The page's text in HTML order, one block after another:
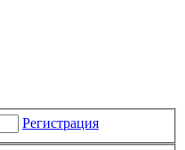
Регистрация